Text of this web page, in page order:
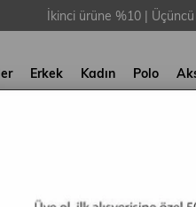
İkinci ürüne %10 |
Erkek Kadın Polo